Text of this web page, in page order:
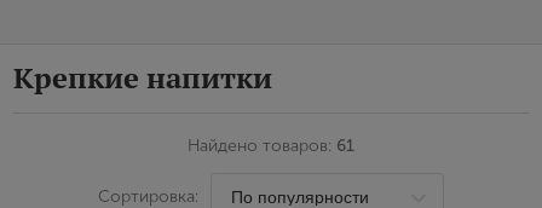
Крепкие напитки
Найдено товаров: 61
Сортировка: